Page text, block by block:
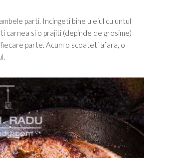
parti. Incingeti bine uleiul cu untul
carnea si o prajiti (depinde de grosime)
parte. Acum o scoateti afara, o